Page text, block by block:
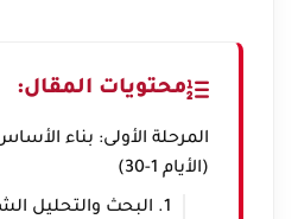
محتويات المقال:
المرحلة الأولى: بناء
(الأيام 1-30)
1. البحث والتحليل